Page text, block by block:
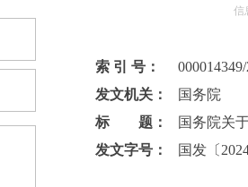
信
索 引 号：
发文机关：
国务院
标 题：
国务院关
发文字号：
国发〔